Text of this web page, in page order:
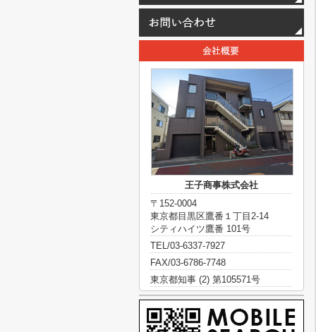
王子商事株式会社
〒152-0004
東京都目黒区鷹番１丁目2-14
シティハイツ鷹番 101号
TEL/03-6337-7927
FAX/03-6786-7748
東京都知事 (2) 第105571号